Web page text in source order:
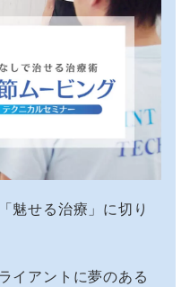
魅せる治療」に切り
イアントに夢のある